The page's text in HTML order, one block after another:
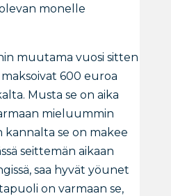
monelle
muutama vuosi sitten
600 euroa
Musta se on aika
mieluummin
kannalta se on makee
seittemän aikaan
saa hyvät yöunet
on varmaan se,